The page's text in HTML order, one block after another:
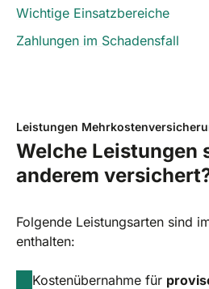
Wichtige Einsatzbereiche
Zahlungen im Schadensfall
Leistungen
Welche Leistungen
anderem
Folgende Leistungsarten sind
enthalten:
Kostenübernahme für